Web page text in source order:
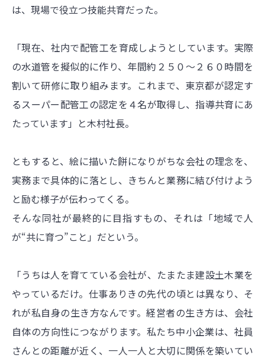
は、現場で役立つ技能共育だった。
「現在、社内で配管工を育成しようとしています。実際
の水道管を擬似的に作り、年間約２５０～２６０時間を
割いて研修に取り組みます。これまで、東京都が認定す
るスーパー配管工の認定を４名が取得し、指導共育にあ
たっています」と木村社長。
ともすると、絵に描いた餅になりがちな会社の理念を、
実務まで具体的に落とし、きちんと業務に結び付けよう
と励む様子が伝わってくる。
そんな同社が最終的に目指すもの、それは「地域で人
が“共に育つ”こと」だという。
「うちは人を育てている会社が、たまたま建設土木業を
やっているだけ。仕事ありきの先代の頃とは異なり、そ
れが私自身の生き方なんです。経営者の生き方は、会社
自体の方向性につながります。私たち中小企業は、社員
さんとの距離が近く、一人一人と大切に関係を築いてい